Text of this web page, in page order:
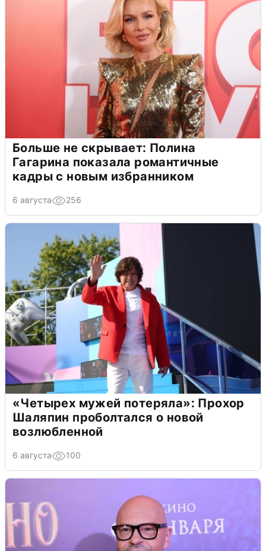
Больше не скрывает: Полина
Гагарина показала романтичные
кадры с новым избранником
6 августа 256
«Четырех мужей потеряла»: Прохор
Шаляпин проболтался о новой
возлюбленной
6 августа 100